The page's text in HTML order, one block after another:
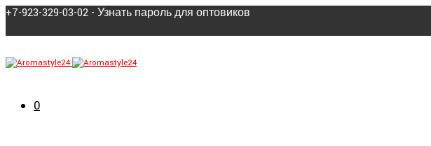
+7-923-329-03-02 - Узнать пароль для оптовиков
0